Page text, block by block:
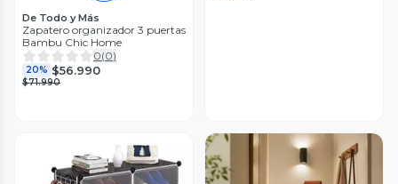
De Todo y Más
Zapatero organizador 3 puertas
Bambu Chic Home
0(0)
20% $56.990
$71.990